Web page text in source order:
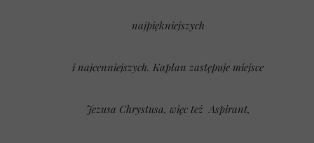
najpiękniejszych
i najcenniejszych. Kapłan zastępuje miejsce
Jezusa Chrystusa, więc też Aspirant,